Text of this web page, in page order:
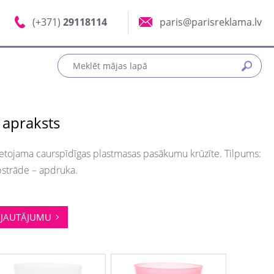
(+371) 29118114 paris@parisreklama.lv
caurspīdīgas plastmasas pasākumu krūzīte. Tilpums:
– apdruka.